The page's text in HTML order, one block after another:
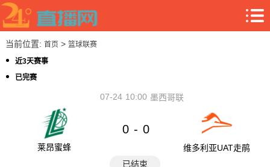
当前位置: 首页> 篮球联赛
近3天赛事
已完赛
10:00
07-24 墨西哥联
莱昂蜜蜂
0 - 0
维多利亚UAT走鹃
已结束